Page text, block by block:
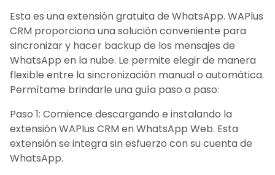
Esta es una extensión gratuita de WhatsApp. WAPlus
CRM proporciona una solución conveniente para
sincronizar y hacer backup de los mensajes de
WhatsApp en la nube. Le permite elegir de manera
flexible entre la sincronización manual o automática.
Permítame brindarle una guía paso a paso:
Paso 1: Comience descargando e instalando la
extensión WAPlus CRM en WhatsApp Web. Esta
extensión se integra sin esfuerzo con su cuenta de
WhatsApp.